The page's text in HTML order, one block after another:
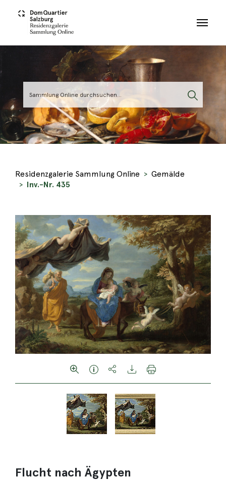
Residenzgalerie Sammlung Online
Gemälde
Inv.-Nr. 435
Flucht nach Ägypten